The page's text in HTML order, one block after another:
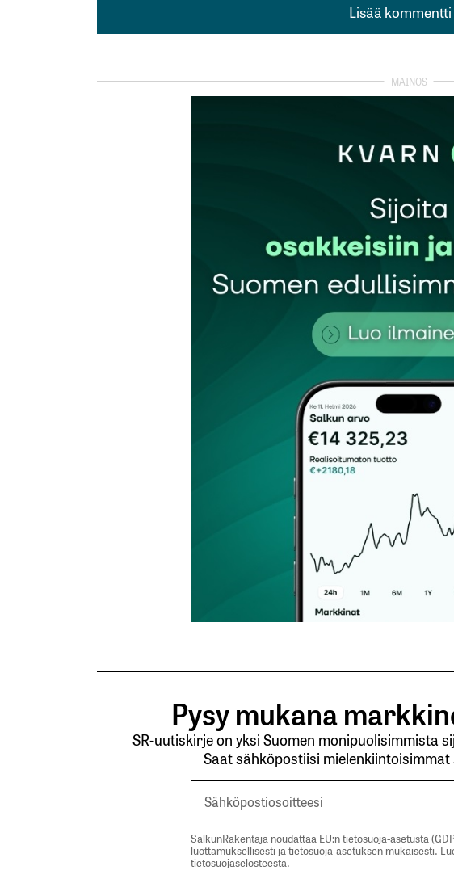
Lisää kommentti
Lisää kommentti
Tilaa SalkunRakentajan uutiskirje
Pysy mukana
SR-uutiskirje on yksi Suomen monipuolisimmista
Saat sähköpostiisi
SalkunRakentaja noudattaa EU:n tietosuoja-asetusta
luottamuksellisesti ja tietosuoja-asetuksen mukaisesti.
tietosuojaselosteesta.